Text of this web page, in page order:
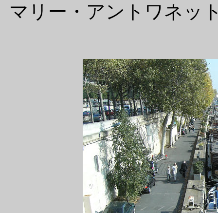
マリー・アントワネッ